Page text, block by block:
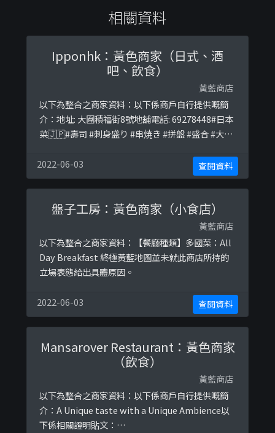
相關資料
Ipponhk：黃色商家（日式、酒
吧、飲食）
黃藍商店
以下為整合之商家資料：以下係商戶自行提供嘅簡
介：地址: 大圍積福街8號地舖電話: 69278448#日本
菜🇯🇵#壽司 #刺身盛り #串焼き #拼盤 #盛合 #大圍
薦 #有好野食 #分享以下係相關證明貼文：
https://www.facebook.com/ipponhk/posts/59
1056461490484
2022-06-03 查閱資料
盤子工房：黃色商家（小食店）
黃藍商店
以下為整合之商家資料：【餐廳種類】多國菜：All
Day Breakfast 終極黃藍地圖並未就此商店所持的
立場表態給出具體原因。
2022-06-03 查閱資料
Mansarover Restaurant：黃色商家
（飲食）
黃藍商店
以下為整合之商家資料：以下係商戶自行提供嘅簡
介：A Unique taste with a Unique Ambience以
下係相關證明貼文：